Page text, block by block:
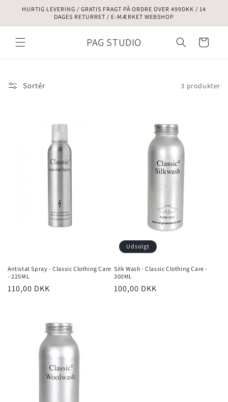
Gå til
HURTIG LEVERING / GRATIS FRAGT PÅ ORDRE OVER 499DKK / 14
DAGES RETURRET / E-MÆRKET WEBSHOP
PAG STUDIO Indkøbskurv
Sortér 3 produkter
Antistat Spray - Classic Clothing Care
- 225ML
Normalpris
110,00 DKK
Udsolgt
Silk Wash - Classic Clothing Care -
300ML
Normalpris
100,00 DKK